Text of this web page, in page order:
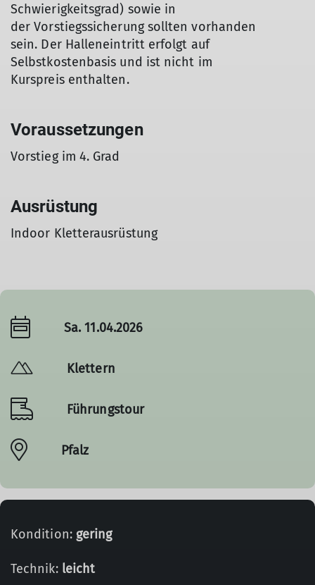
Schwierigkeitsgrad) sowie in
der Vorstiegssicherung sollten vorhanden
sein. Der Halleneintritt erfolgt auf
Selbstkostenbasis und ist nicht im
Kurspreis enthalten.
Voraussetzungen
Vorstieg im 4. Grad
Ausrüstung
Indoor Kletterausrüstung
Sa. 11.04.2026
Klettern
Führungstour
Pfalz
Kondition: gering
Technik: leicht